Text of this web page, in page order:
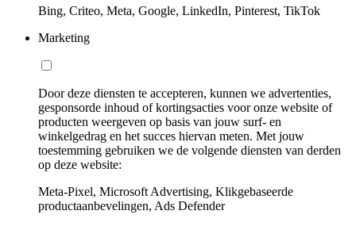
Bing, Criteo, Meta, Google, LinkedIn, Pinterest, TikTok
Marketing
Door deze diensten te accepteren, kunnen we advertenties,
gesponsorde inhoud of kortingsacties voor onze website of
producten weergeven op basis van jouw surf- en
winkelgedrag en het succes hiervan meten. Met jouw
toestemming gebruiken we de volgende diensten van derden
op deze website:
Meta-Pixel, Microsoft Advertising, Klikgebaseerde
productaanbevelingen, Ads Defender